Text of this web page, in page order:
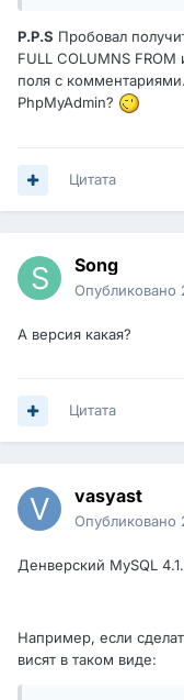
P.P.S Пробовал
FULL COLUMNS
поля с
PhpMyAdmin?
Цитата
Song
Опубликовано
А версия какая?
Цитата
vasyast
Опубликовано
Денверский MySQL
Например, если
висят в таком виде: